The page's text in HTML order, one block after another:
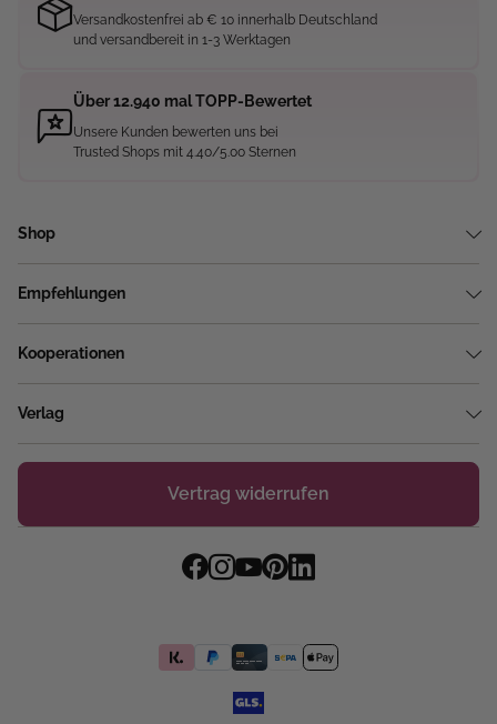
Versandkostenfrei ab € 10 innerhalb Deutschland
und versandbereit in 1-3 Werktagen
Über 12.940 mal TOPP-Bewertet
Unsere Kunden bewerten uns bei
Trusted Shops mit 4.40/5.00 Sternen
Shop
Empfehlungen
Kooperationen
Verlag
Vertrag widerrufen